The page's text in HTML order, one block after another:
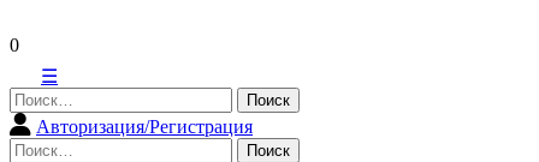
0
☰
Найти:
Авторизация/Регистрация
Найти: